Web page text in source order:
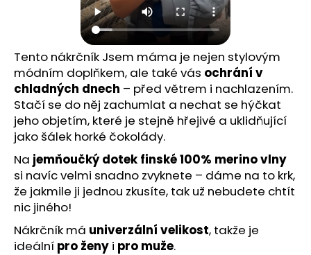
Tento nákrčník Jsem máma je nejen stylovým
módním doplňkem, ale také vás ochrání v
chladných dnech – před větrem i nachlazením.
Stačí se do něj zachumlat a nechat se hýčkat
jeho objetím, které je stejně hřejivé a uklidňující
jako šálek horké čokolády.
Na jemňoučký dotek finské 100% merino vlny
si navíc velmi snadno zvyknete – dáme na to krk,
že jakmile ji jednou zkusíte, tak už nebudete chtít
nic jiného!
Nákrčník má univerzální velikost, takže je
ideální pro ženy i pro muže.